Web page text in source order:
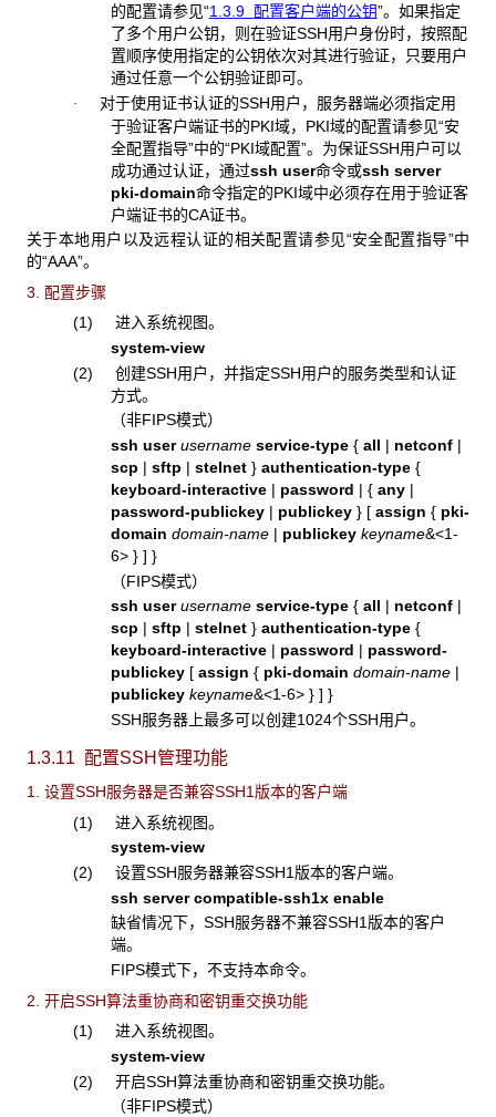
的配置请参见“1.3.9 配置客户端的公钥”。如果指定
了多个用户公钥，则在验证SSH用户身份时，按照配
置顺序使用指定的公钥依次对其进行验证，只要用户
通过任意一个公钥验证即可。
· 对于使用证书认证的SSH用户，服务器端必须指定用
于验证客户端证书的PKI域，PKI域的配置请参见“安
全配置指导”中的“PKI域配置”。为保证SSH用户可以
成功通过认证，通过ssh user命令或ssh server
pki-domain命令指定的PKI域中必须存在用于验证客
户端证书的CA证书。
关于本地用户以及远程认证的相关配置请参见“安全配置指导”中
的“AAA”。
3. 配置步骤
(1) 进入系统视图。
system-view
(2) 创建SSH用户，并指定SSH用户的服务类型和认证
方式。
（非FIPS模式）
ssh user username service-type { all | netconf |
scp | sftp | stelnet } authentication-type {
keyboard-interactive | password | { any |
password-publickey | publickey } [ assign { pki-
domain domain-name | publickey keyname&<1-
6> } ] }
（FIPS模式）
ssh user username service-type { all | netconf |
scp | sftp | stelnet } authentication-type {
keyboard-interactive | password | password-
publickey [assign { pki-domain domain-name |
publickey keyname&<1-6> } ] }
SSH服务器上最多可以创建1024个SSH用户。
1.3.11 配置SSH管理功能
1. 设置SSH服务器是否兼容SSH1版本的客户端
(1) 进入系统视图。
system-view
(2) 设置SSH服务器兼容SSH1版本的客户端。
ssh server compatible-ssh1x enable
缺省情况下，SSH服务器不兼容SSH1版本的客户
端。
FIPS模式下，不支持本命令。
2. 开启SSH算法重协商和密钥重交换功能
(1) 进入系统视图。
system-view
(2) 开启SSH算法重协商和密钥重交换功能。
（非FIPS模式）